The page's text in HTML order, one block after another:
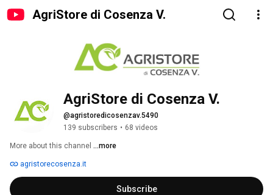
AgriStore di Cosenza V.
AgriStore di Cosenza V.
@agristoredicosenzav.5490
139 subscribers • 68 videos
More about this channel ...more
agristorecosenza.it
Subscribe